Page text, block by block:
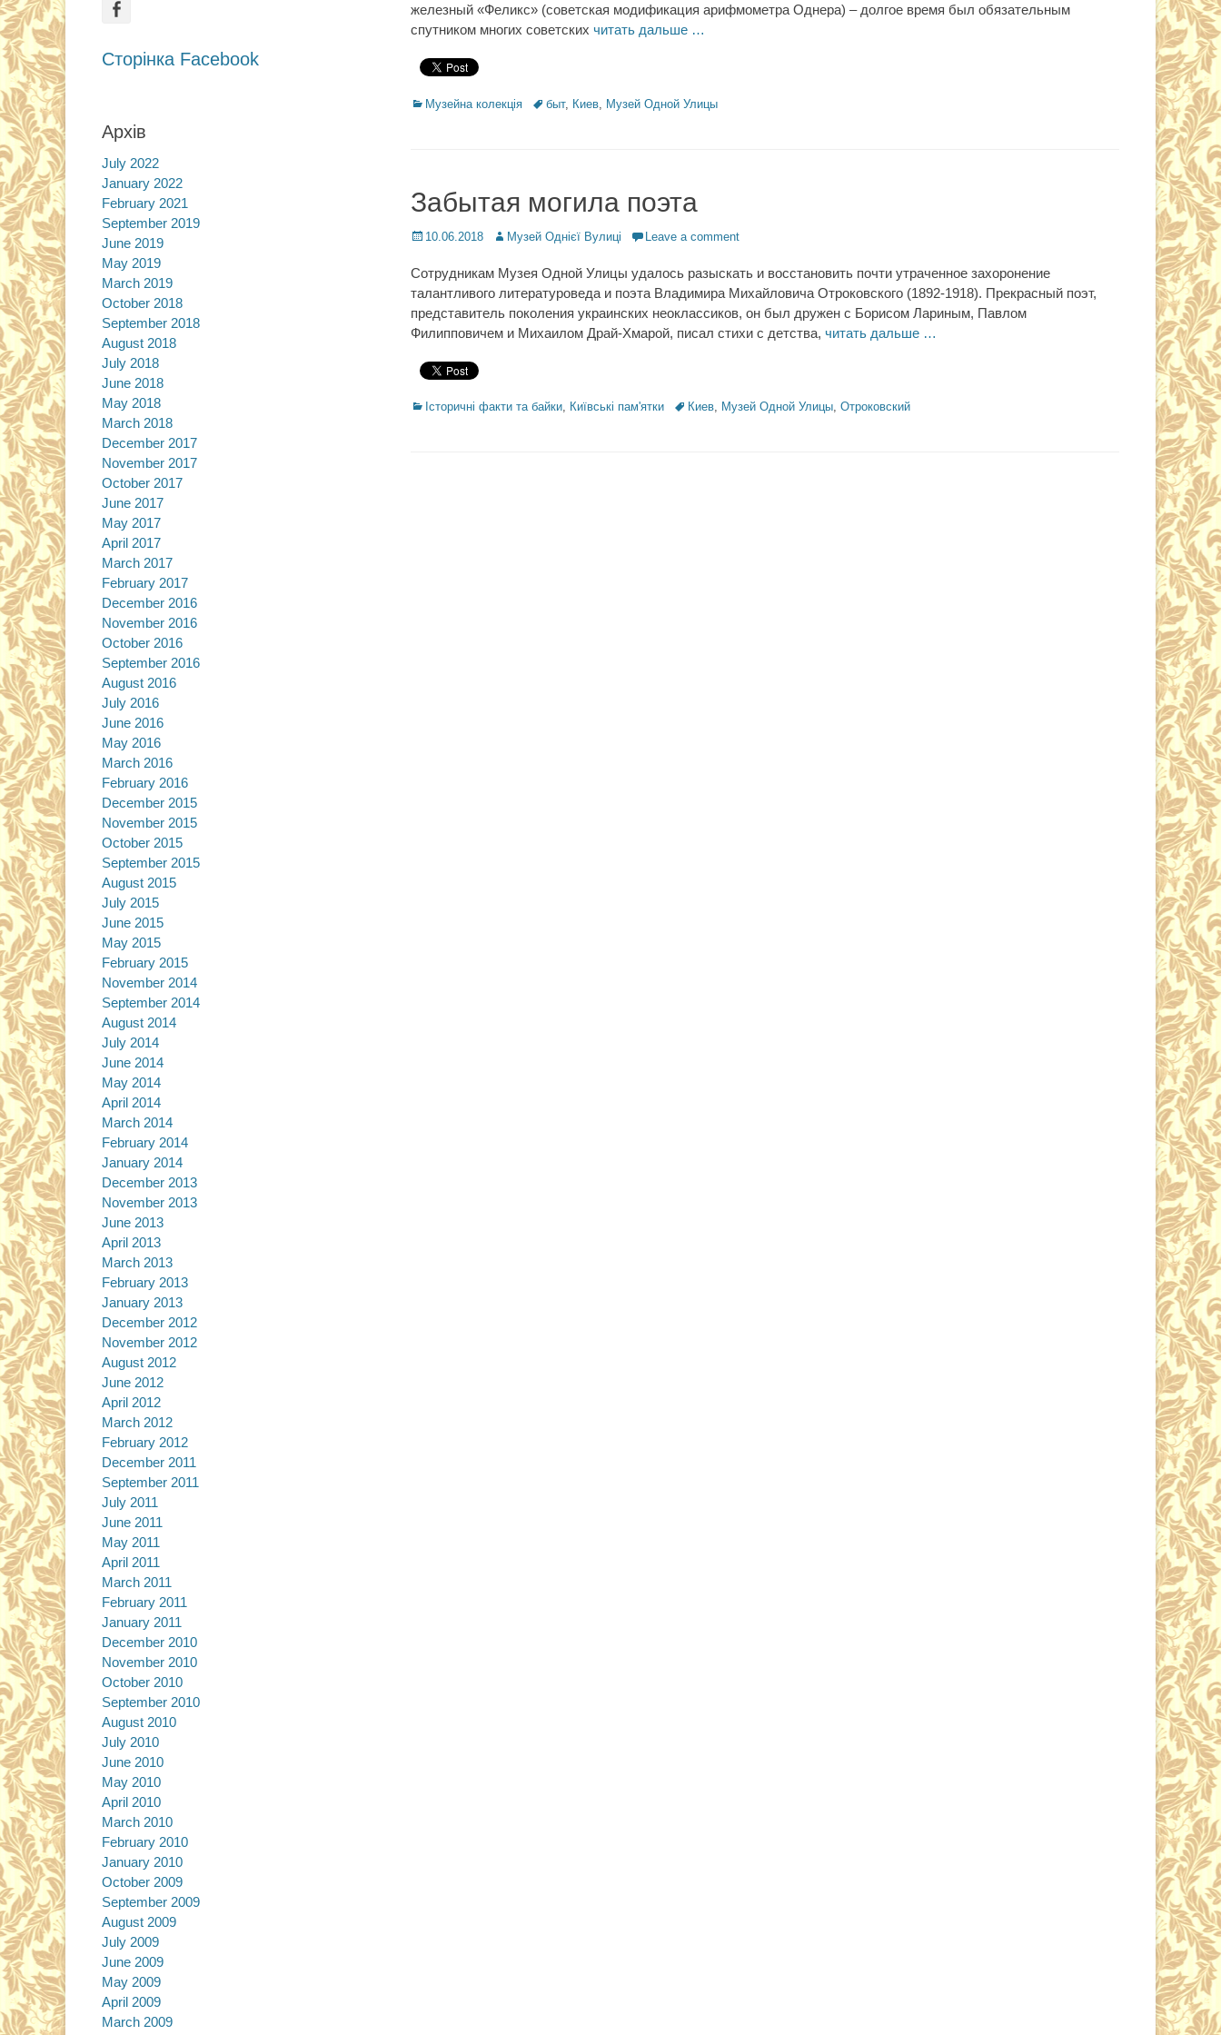
железный «Феликс» (советская модификация арифмометра Однера) – долгое время был обязательным
спутником многих советских читать дальше …
Categories
Музейна колекція Tagsбыт, Киев Музей Одной Улицы
Забытая могила поэта
Posted
10.06.2018 Author
Музей Однієї Вулиці Leave a comment
Сотрудникам Музея Одной Улицы удалось разыскать и восстановить почти утраченное захоронение
талантливого литературоведа и поэта Владимира Михайловича Отроковского (1892-1918). Прекрасный поэт,
представитель поколения украинских неоклассиков, он был дружен с Борисом Лариным, Павлом
Филипповичем и Михаилом Драй-Хмарой, писал стихи с детства, читать дальше …
Categories
Історичні факти та байки, Київські пам'ятки TagsКиев, Музей Одной Улицы, Отроковский
Сторінка Facebook
Архів
July 2022
January 2022
February 2021
September 2019
June 2019
May 2019
March 2019
October 2018
September 2018
August 2018
July 2018
June 2018
May 2018
March 2018
December 2017
November 2017
October 2017
June 2017
May 2017
April 2017
March 2017
February 2017
December 2016
November 2016
October 2016
September 2016
August 2016
July 2016
June 2016
May 2016
March 2016
February 2016
December 2015
November 2015
October 2015
September 2015
August 2015
July 2015
June 2015
May 2015
February 2015
November 2014
September 2014
August 2014
July 2014
June 2014
May 2014
April 2014
March 2014
February 2014
January 2014
December 2013
November 2013
June 2013
April 2013
March 2013
February 2013
January 2013
December 2012
November 2012
August 2012
June 2012
April 2012
March 2012
February 2012
December 2011
September 2011
July 2011
June 2011
May 2011
April 2011
March 2011
February 2011
January 2011
December 2010
November 2010
October 2010
September 2010
August 2010
July 2010
June 2010
May 2010
April 2010
March 2010
February 2010
January 2010
October 2009
September 2009
August 2009
July 2009
June 2009
May 2009
April 2009
March 2009